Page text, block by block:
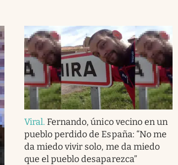
Viral. Fernando, único vecino en un
pueblo perdido de España: “No me
da miedo vivir solo, me da miedo
que el pueblo desaparezca”